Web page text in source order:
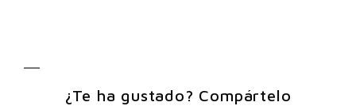
¿Te ha gustado? Compártelo